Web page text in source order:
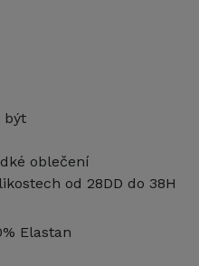
být
oblečení
od 28DD do 38H
Elastan